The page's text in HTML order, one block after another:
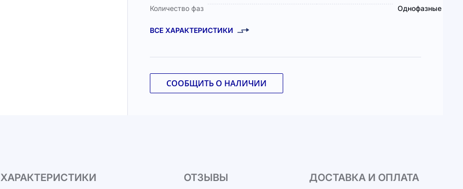
Количество фаз
Однофазные
ВСЕ ХАРАКТЕРИСТИКИ
СООБЩИТЬ О НАЛИЧИИ
ХАРАКТЕРИСТИКИ ОТЗЫВЫ ДОСТАВКА И ОПЛАТА